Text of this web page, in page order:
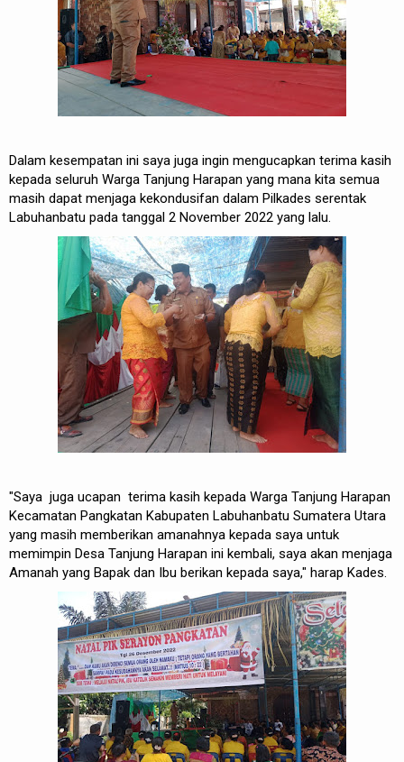
Dalam kesempatan ini saya juga ingin mengucapkan terima kasih
kepada seluruh Warga Tanjung Harapan yang mana kita semua
masih dapat menjaga kekondusifan dalam Pilkades serentak
Labuhanbatu pada tanggal 2 November 2022 yang lalu.
"Saya juga ucapan terima kasih kepada Warga Tanjung Harapan
Kecamatan Pangkatan Kabupaten Labuhanbatu Sumatera Utara
yang masih memberikan amanahnya kepada saya untuk
memimpin Desa Tanjung Harapan ini kembali, saya akan menjaga
Amanah yang Bapak dan Ibu berikan kepada saya," harap Kades.